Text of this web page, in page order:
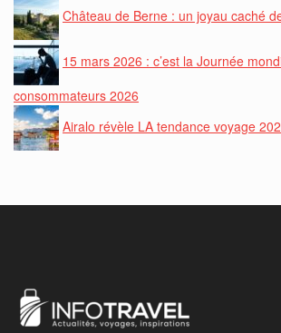
Château de Berne : un joyau caché
15 mars 2026 : c’est la Journée
consommateurs 2026
Airalo révèle LA tendance voyage